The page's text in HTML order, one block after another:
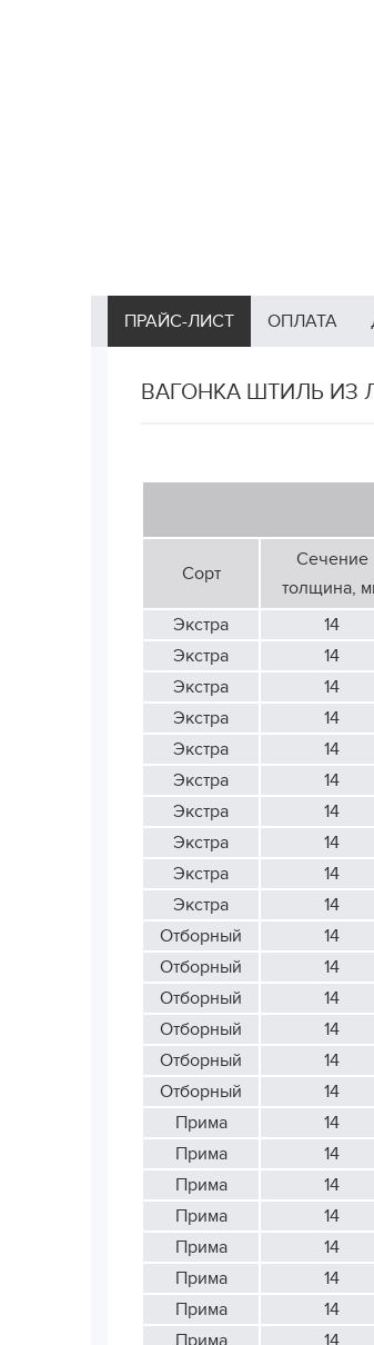
ПРАЙС-ЛИСТ ОПЛАТА
ВАГОНКА ШТИЛЬ ИЗ
Сорт
Сечение
толщина,
Экстра 14
Экстра
14
Экстра
14
Экстра
14
Экстра
14
Экстра
14
Экстра
14
Экстра
14
Экстра
14
Экстра
14
Отборный
14
Отборный
14
Отборный
14
Отборный
14
Отборный
14
Отборный
14
Прима
14
Прима
14
Прима
14
Прима
14
Прима
14
Прима
14
Прима
14
Прима
14